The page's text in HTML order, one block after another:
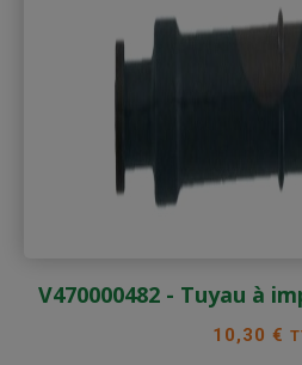
V470000482 - Tuyau à
Prix
10,30 €